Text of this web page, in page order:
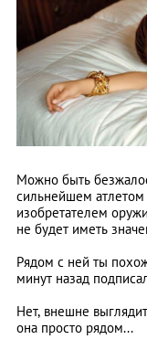
Можно быть
сильнейшем
изобретателем
не будет иметь
Рядом с ней ты
минут назад
Нет, внешне
она просто рядом...